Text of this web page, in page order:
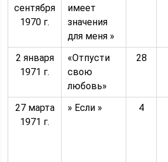
сентября
1970 г.
имеет
значения
для меня »
2 января
1971 г.
«Отпусти
свою
любовь»
28
27 марта
1971 г.
» Если » 4